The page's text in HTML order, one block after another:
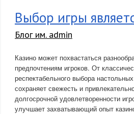
Выбор игры
Блог им. admin
Казино может похвастаться
предпочтениям игроков. От
респектабельного выбора
сохраняет свежесть и
долгосрочной удовлетворенности
улучшает захватывающий опыт